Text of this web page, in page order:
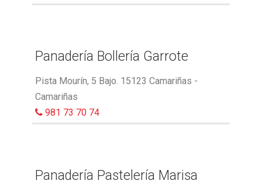
Panadería Bollería Garrote
Pista Mourín, 5 Bajo. 15123 Camariñas -
Camariñas
981 73 70 74
Panadería Pastelería Marisa